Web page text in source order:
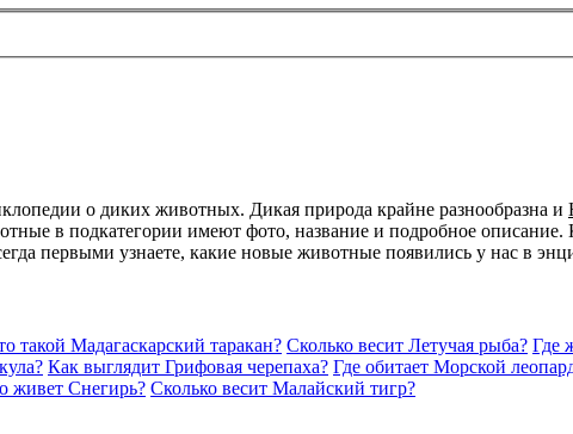
о диких животных. Дикая природа крайне разнообразна и
в подкатегории имеют фото, название и подробное описание.
первыми узнаете, какие новые животные появились у нас в
такой Мадагаскарский таракан? Сколько весит Летучая рыба? Где
Как выглядит Грифовая черепаха? Где обитает Морской
живет Снегирь? Сколько весит Малайский тигр?